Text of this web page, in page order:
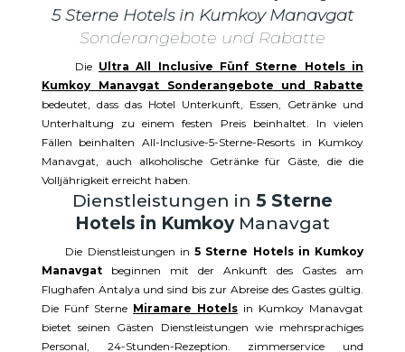
5 Sterne Hotels in Kumkoy Manavgat
Sonderangebote und Rabatte
Die Ultra All Inclusive Fünf Sterne Hotels in
Kumkoy Manavgat Sonderangebote und Rabatte
bedeutet, dass das Hotel Unterkunft, Essen, Getränke und
Unterhaltung zu einem festen Preis beinhaltet. In vielen
Fällen beinhalten All-Inclusive-5-Sterne-Resorts in Kumkoy
Manavgat, auch alkoholische Getränke für Gäste, die die
Volljährigkeit erreicht haben.
Dienstleistungen in 5 Sterne
Hotels in Kumkoy Manavgat
Die Dienstleistungen in5 Sterne Hotels in Kumkoy
Manavgat beginnen mit der Ankunft des Gastes am
Flughafen Antalya und sind bis zur Abreise des Gastes gültig.
Die Fünf Sterne Miramare Hotels in Kumkoy Manavgat
bietet seinen Gästen Dienstleistungen wie mehrsprachiges
Personal, 24-Stunden-Rezeption. zimmerservice und